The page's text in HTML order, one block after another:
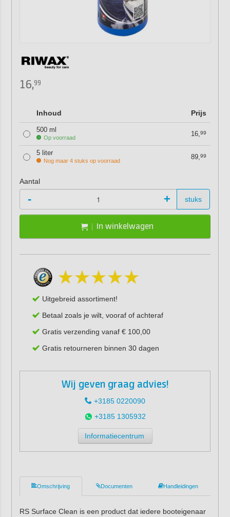
16,99
Inhoud Prijs
500 ml
Op voorraad 16,99
5 liter
Nog maar 4 stuks op voorraad 89,99
Aantal
- + stuks
In winkelwagen
Uitgebreid assortiment!
Betaal zoals je wilt, vooraf of achteraf
Gratis verzending vanaf € 100,00
Gratis retourneren binnen 30 dagen
Wij geven graag advies!
+3185 0220090
+3185 1305932
Informatiecentrum
Omschrijving Documenten Handleidingen
RS Surface Clean is een product dat iedere booteigenaar